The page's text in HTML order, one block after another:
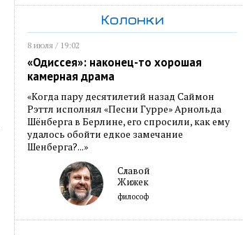
Колонки
8 июля / 19:02
«Одиссея»: наконец-то хорошая
камерная драма
«Когда пару десятилетий назад Саймон
Рэттл исполнял «Песни Гурре» Арнольда
Шёнберга в Берлине, его спросили, как ему
удалось обойти едкое замечание
Шенберга?...»
Славой
Жижек
философ